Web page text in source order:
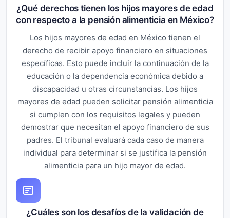
¿Qué derechos tienen los hijos mayores de edad
con respecto a la pensión alimenticia en México?
Los hijos mayores de edad en México tienen el
derecho de recibir apoyo financiero en situaciones
específicas. Esto puede incluir la continuación de la
educación o la dependencia económica debido a
discapacidad u otras circunstancias. Los hijos
mayores de edad pueden solicitar pensión alimenticia
si cumplen con los requisitos legales y pueden
demostrar que necesitan el apoyo financiero de sus
padres. El tribunal evaluará cada caso de manera
individual para determinar si se justifica la pensión
alimenticia para un hijo mayor de edad.
¿Cuáles son los desafíos de la validación de